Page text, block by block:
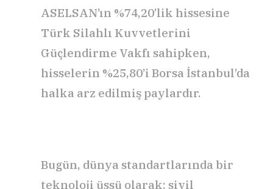
ASELSAN’ın %74,20’lik hissesine
Türk Silahlı Kuvvetlerini
Güçlendirme Vakfı sahipken,
hisselerin %25,80’i Borsa İstanbul’da
halka arz edilmiş paylardır.
Bugün, dünya standartlarında bir
teknoloji üssü olarak; sivil